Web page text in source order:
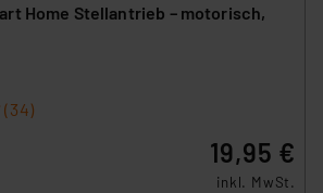
Home Stellantrieb – motorisch,
(34)
19,95 €
inkl. MwSt.